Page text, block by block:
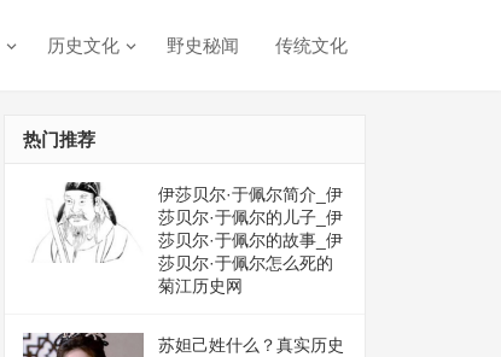
历史文化 野史秘闻 传统文化
热门推荐
伊莎贝尔·于佩尔简介_伊
莎贝尔·于佩尔的儿子_伊
莎贝尔·于佩尔的故事_伊
莎贝尔·于佩尔怎么死的
菊江历史网
苏妲己姓什么？真实历史